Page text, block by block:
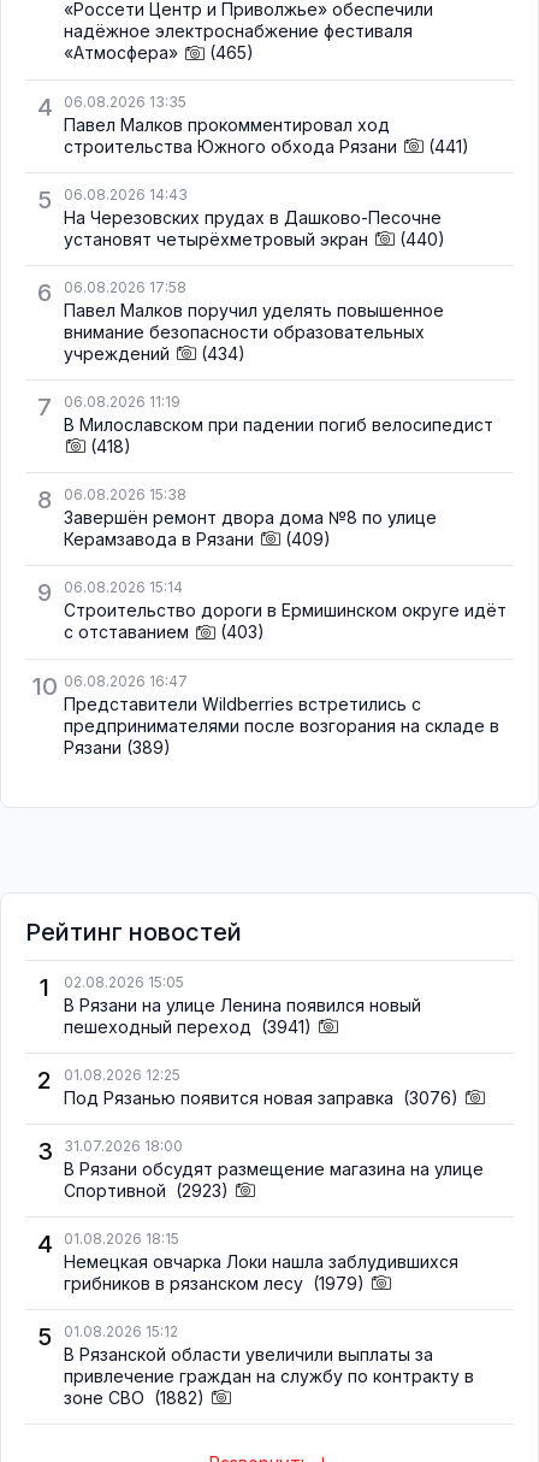
«Россети Центр и Приволжье» обеспечили
надёжное электроснабжение фестиваля
«Атмосфера»
(465)
4 06.08.2026 13:35
Павел Малков прокомментировал ход
строительства Южного обхода Рязани
(441)
5 06.08.2026 14:43
На Черезовских прудах в Дашково-Песочне
установят четырёхметровый экран
(440)
6 06.08.2026 17:58
Павел Малков поручил уделять повышенное
внимание безопасности образовательных
учреждений
(434)
7 06.08.2026 11:19
В Милославском при падении погиб велосипедист
(418)
8 06.08.2026 15:38
Завершён ремонт двора дома №8 по улице
Керамзавода в Рязани
(409)
9 06.08.2026 15:14
Строительство дороги в Ермишинском округе идёт
с отставанием
(403)
10 06.08.2026 16:47
Представители Wildberries встретились с
предпринимателями после возгорания на складе в
Рязани (389)
Рейтинг новостей
1
02.08.2026 15:05
В Рязани на улице Ленина появился новый
пешеходный переход (3941)
2 01.08.2026 12:25
Под Рязанью появится новая заправка (3076)
3 31.07.2026 18:00
В Рязани обсудят размещение магазина на улице
Спортивной (2923)
4 01.08.2026 18:15
Немецкая овчарка Локи нашла заблудившихся
грибников в рязанском лесу (1979)
5 01.08.2026 15:12
В Рязанской области увеличили выплаты за
привлечение граждан на службу по контракту в
зоне СВО (1882)